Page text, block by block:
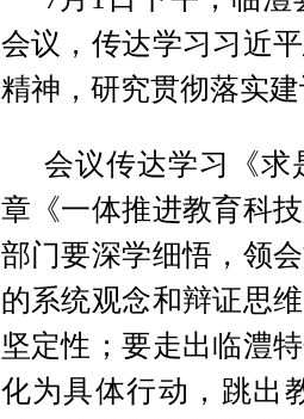
会议，传达学习习近
精神，研究贯彻落实
会议传达学习《求
章《一体推进教育科
部门要深学细悟，领
的系统观念和辩证思
坚定性；要走出临澧
化为具体行动，跳出